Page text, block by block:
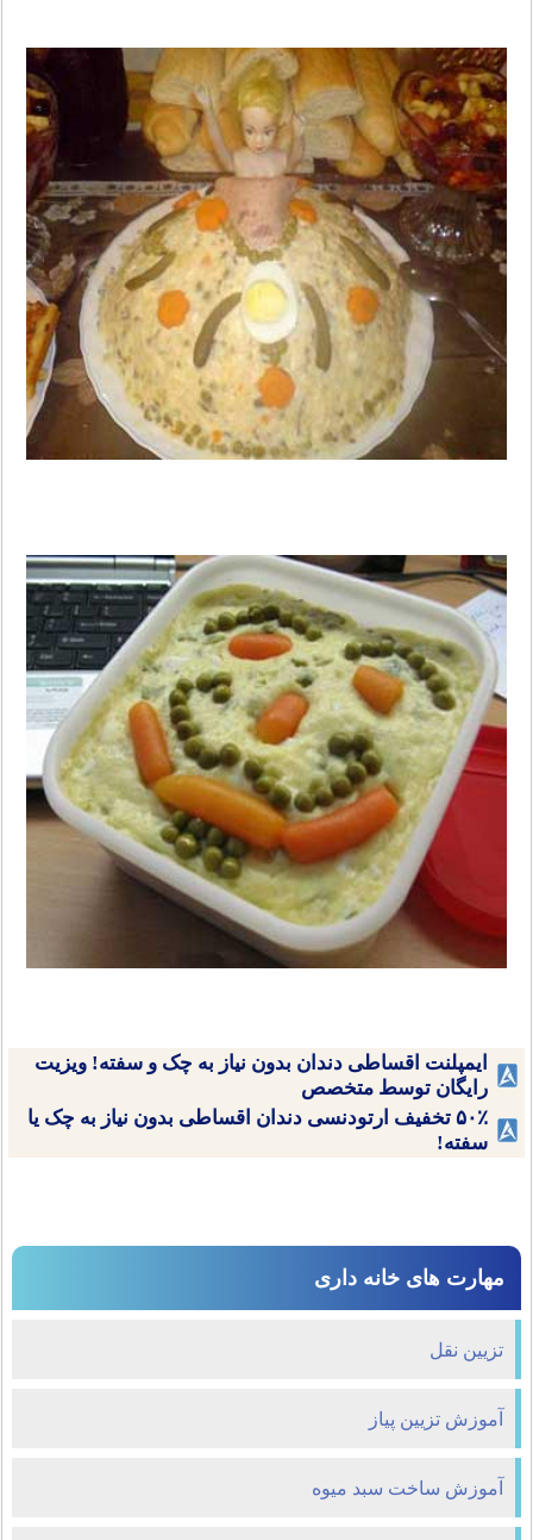
ایمپلنت اقساطی دندان بدون نیاز به چک و سفته! ویزیت
رایگان توسط متخصص
۵۰٪ تخفیف ارتودنسی دندان اقساطی بدون نیاز به چک یا
سفته!
مهارت های خانه داری
تزیین نقل
آموزش تزیین پیاز
آموزش ساخت سبد میوه